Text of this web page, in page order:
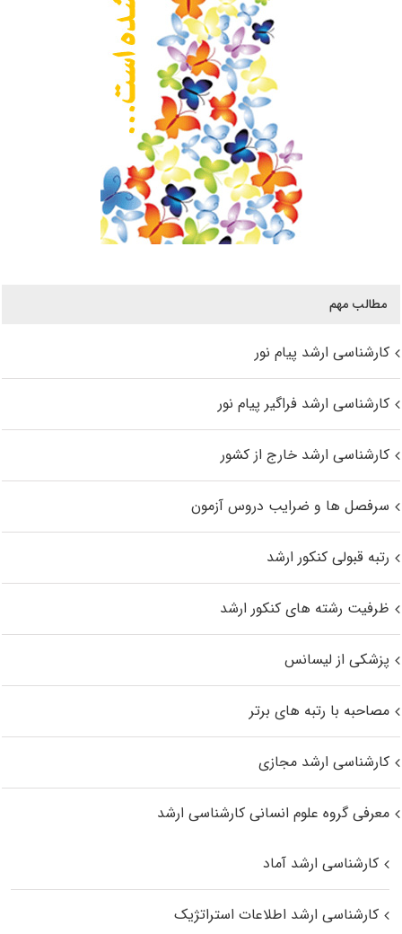
مطالب مهم
کارشناسی ارشد پیام نور
کارشناسی ارشد فراگیر پیام نور
کارشناسی ارشد خارج از کشور
سرفصل ها و ضرایب دروس آزمون
رتبه قبولی کنکور ارشد
ظرفیت رشته های کنکور ارشد
پزشکی از لیسانس
مصاحبه با رتبه های برتر
کارشناسی ارشد مجازی
معرفی گروه علوم انسانی کارشناسی ارشد
کارشناسی ارشد آماد
کارشناسی ارشد اطلاعات استراتژیک